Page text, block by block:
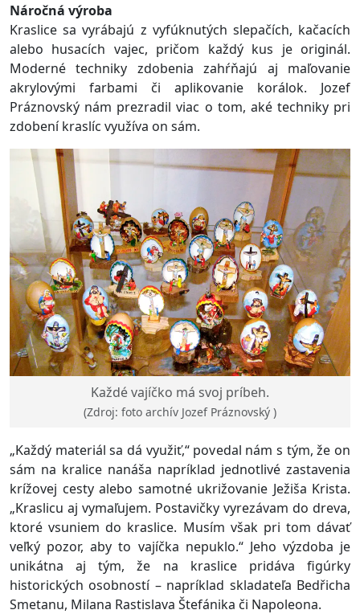
Náročná výroba
Kraslice sa vyrábajú z vyfúknutých slepačích, kačacích
alebo husacích vajec, pričom každý kus je originál.
Moderné techniky zdobenia zahŕňajú aj maľovanie
akrylovými farbami či aplikovanie korálok. Jozef
Práznovský nám prezradil viac o tom, aké techniky pri
zdobení kraslíc využíva on sám.
Každé vajíčko má svoj príbeh.
(Zdroj: foto archív Jozef Práznovský )
„Každý materiál sa dá využiť,“ povedal nám s tým, že on
sám na kralice nanáša napríklad jednotlivé zastavenia
krížovej cesty alebo samotné ukrižovanie Ježiša Krista.
„Kraslicu aj vymaľujem. Postavičky vyrezávam do dreva,
ktoré vsuniem do kraslice. Musím však pri tom dávať
veľký pozor, aby to vajíčka nepuklo.“ Jeho výzdoba je
unikátna aj tým, že na kraslice pridáva figúrky
historických osobností – napríklad skladateľa Bedřicha
Smetanu, Milana Rastislava Štefánika či Napoleona.